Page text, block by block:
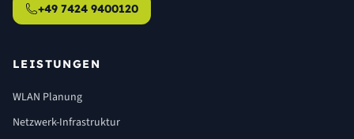
+49 7424 9400120
LEISTUNGEN
WLAN Planung
Netzwerk-Infrastruktur